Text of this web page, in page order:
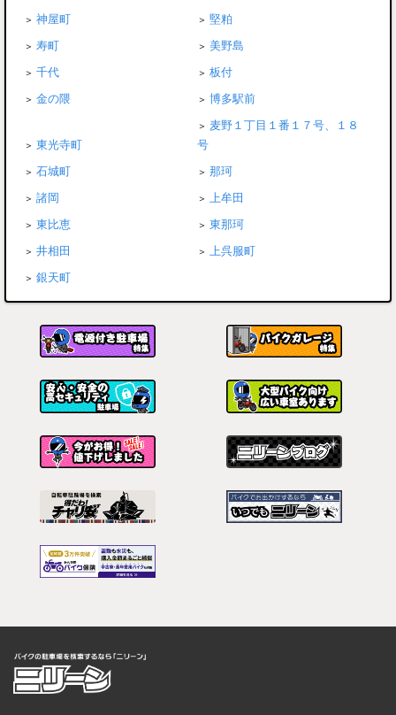
神屋町
堅粕
寿町
美野島
千代
板付
金の隈
博多駅前
東光寺町
麦野１丁目１番１７号、１８
号
石城町
那珂
諸岡
上牟田
東比恵
東那珂
井相田
上呉服町
銀天町